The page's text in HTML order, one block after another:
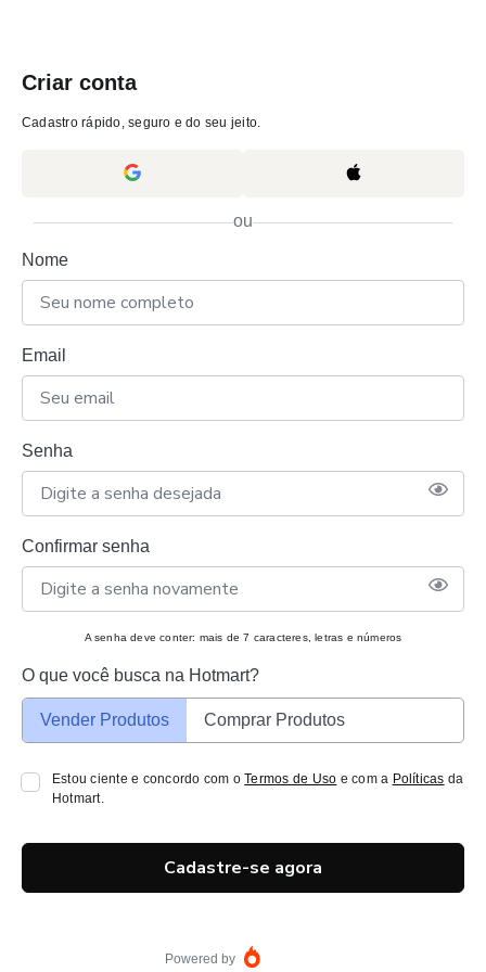
Criar conta
Cadastro rápido, seguro e do seu jeito.
ou
Nome
Email
Senha
Confirmar senha
A senha deve conter: mais de 7 caracteres, letras e números
O que você busca na Hotmart?
Vender Produtos Comprar Produtos
Estou ciente e concordo com oTermos de Uso e com a Políticas da
Hotmart.
Cadastre-se agora
Powered by